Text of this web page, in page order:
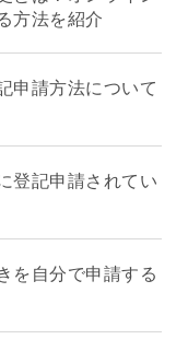
方法を紹介
申請方法について
登記申請されてい
を自分で申請する